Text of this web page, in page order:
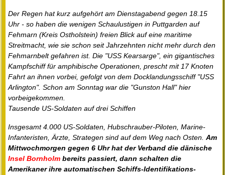
Der Regen hat kurz aufgehört am Dienstagabend gegen 18.15
Uhr - so haben die wenigen Schaulustigen in Puttgarden auf
Fehmarn (Kreis Ostholstein) freien Blick auf eine maritime
Streitmacht, wie sie schon seit Jahrzehnten nicht mehr durch den
Fehmarnbelt gefahren ist. Die "USS Kearsarge", ein gigantisches
Kampfschiff für amphibische Operationen, prescht mit 17 Knoten
Fahrt an ihnen vorbei, gefolgt von dem Docklandungsschiff "USS
Arlington". Schon am Sonntag war die "Gunston Hall" hier
vorbeigekommen.
Tausende US-Soldaten auf drei Schiffen
Insgesamt 4.000 US-Soldaten, Hubschrauber-Piloten, Marine-
Infanteristen, Ärzte, Strategen sind auf dem Weg nach Osten. Am
Mittwochmorgen gegen 6 Uhr hat der Verband die dänische
Insel Bornholm bereits passiert, dann schalten die
Amerikaner ihre automatischen Schiffs-Identifikations-